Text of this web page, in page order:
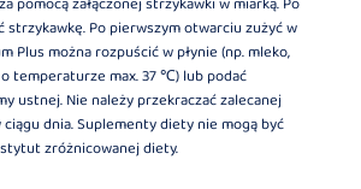
strzykawkę. Po pierwszym otwarciu zużyć w
Plus można rozpuścić w płynie (np. mleko,
temperaturze max. 37 ℃) lub podać
ustnej. Nie należy przekraczać zalecanej
dnia. Suplementy diety nie mogą być
zróżnicowanej diety.